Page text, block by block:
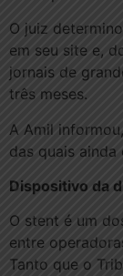
O juiz
em seu site e,
jornais de
três meses.
A Amil
das quais ainda
Dispositivo da
O stent é um
entre
Tanto que o